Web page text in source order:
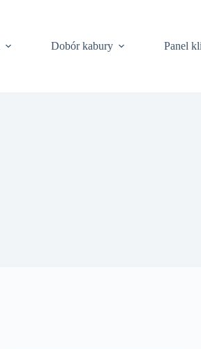
Dobór kabury Panel